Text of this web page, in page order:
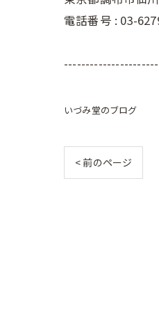
電話番号 : 03-
いづみ堂のブログ
< 前のページ